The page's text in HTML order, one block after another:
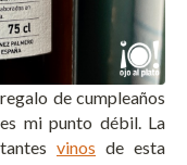
de cumpleaños
mi punto débil. La
vinos de esta